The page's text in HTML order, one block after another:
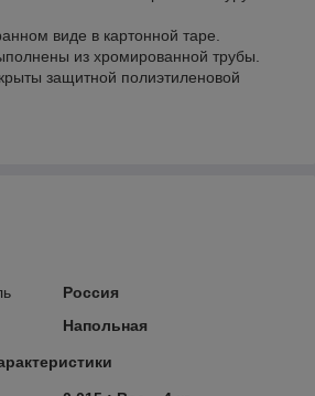
виде в картонной таре.
из хромированной трубы.
защитной полиэтиленовой
Россия
Напольная